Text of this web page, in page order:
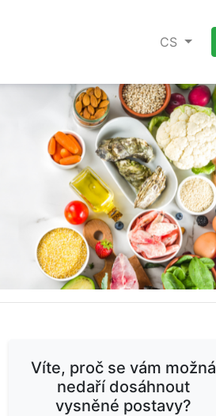
CS
Víte, proč se vám možná
nedaří dosáhnout
vysněné postavy?